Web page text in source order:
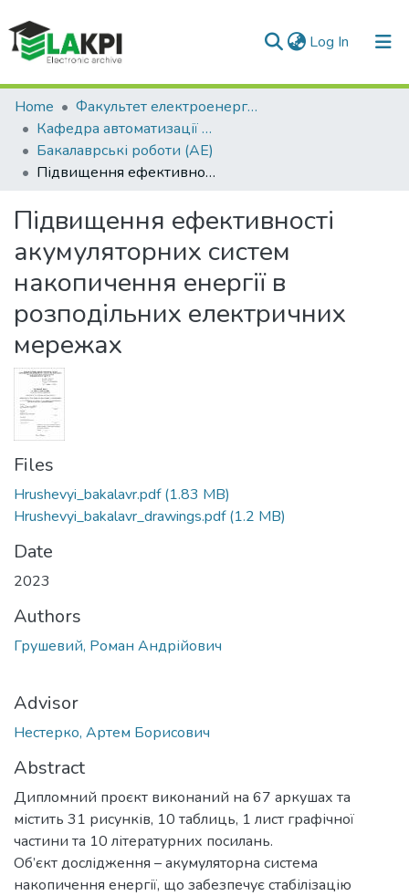
Log In (current)
Communities & Collections
All of DSpace
Statistics
Home
Факультет електроенерготехніки та автоматики (ФЕА)
Кафедра автоматизації енергосистем (АЕ)
Бакалаврські роботи (АЕ)
Підвищення ефективності акумуляторних систем накопичення енергії в розподільних електричних мережах
Підвищення ефективності
акумуляторних систем
накопичення енергії в
розподільних електричних
мережах
Files
Hrushevyi_bakalavr.pdf(1.83 MB)
Hrushevyi_bakalavr_drawings.pdf(1.2 MB)
Date
2023
Authors
Грушевий, Роман Андрійович
Advisor
Нестерко, Артем Борисович
Abstract
Дипломний проєкт виконаний на 67 аркушах та
містить 31 рисунків, 10 таблиць, 1 лист графічної
частини та 10 літературних посилань.
Об’єкт дослідження – акумуляторна система
накопичення енергії, що забезпечує стабілізацію